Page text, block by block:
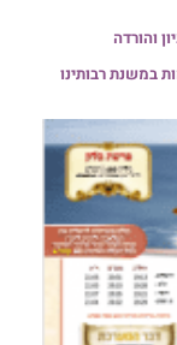
והורדה
במשנת רבותינו